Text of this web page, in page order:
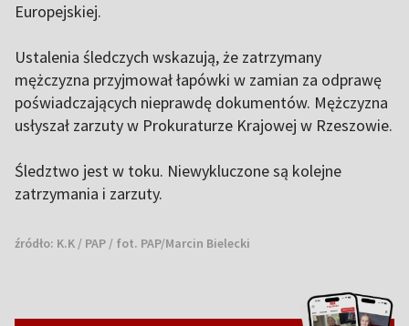
Europejskiej.
Ustalenia śledczych wskazują, że zatrzymany
mężczyzna przyjmował łapówki w zamian za odprawę
poświadczających nieprawdę dokumentów. Mężczyzna
usłyszał zarzuty w Prokuraturze Krajowej w Rzeszowie.
Śledztwo jest w toku. Niewykluczone są kolejne
zatrzymania i zarzuty.
źródło: K.K / PAP / fot. PAP/Marcin Bielecki